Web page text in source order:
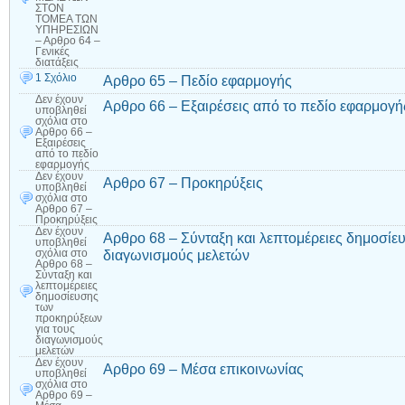
ΣΤΟΝ
ΤΟΜΕΑ ΤΩΝ
ΥΠΗΡΕΣΙΩΝ
– Αρθρο 64 –
Γενικές
διατάξεις
1 Σχόλιο
Αρθρο 65 – Πεδίο εφαρμογής
Δεν έχουν
υποβληθεί
σχόλια στο
Αρθρο 66 –
Εξαιρέσεις
από το πεδίο
εφαρμογής
Αρθρο 66 – Εξαιρέσεις από το πεδίο
Δεν έχουν
υποβληθεί
σχόλια στο
Αρθρο 67 –
Προκηρύξεις
Αρθρο 67 – Προκηρύξεις
Δεν έχουν
υποβληθεί
σχόλια στο
Αρθρο 68 –
Σύνταξη και
λεπτομέρειες
δημοσίευσης
των
προκηρύξεων
για τους
διαγωνισμούς
μελετών
Αρθρο 68 – Σύνταξη και λεπτομέρειες
διαγωνισμούς μελετών
Δεν έχουν
υποβληθεί
σχόλια στο
Αρθρο 69 –
Αρθρο 69 – Μέσα επικοινωνίας